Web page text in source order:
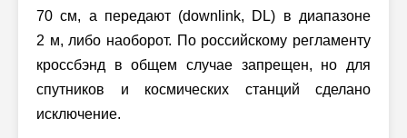
70 см, а передают (downlink, DL) в диапазоне
2 м, либо наоборот. По российскому регламенту
кроссбэнд в общем случае запрещен, но для
спутников и космических станций сделано
исключение.